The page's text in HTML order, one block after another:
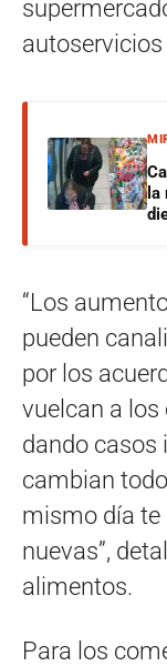
“Los
pueden
por los
vuelcan a los
dando casos
cambian
mismo día te
nuevas”,
alimentos.
Para los